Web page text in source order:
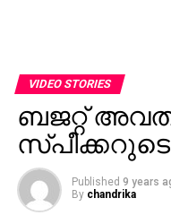
VIDEO STORIES
ബജറ്റ്
Published 9 years
By chandrika